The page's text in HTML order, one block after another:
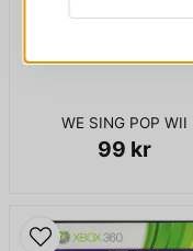
WE SING POP WII
99 kr